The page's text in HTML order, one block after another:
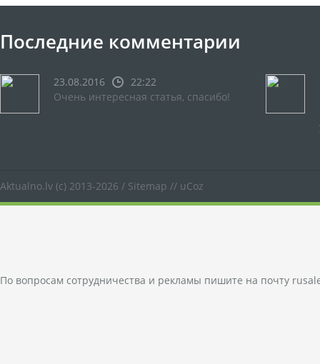
Последние комментарии
23.08.2016
22:22
Очень интересная статья, спасибо!
Aktualno.lv (c) 2013-2026 / Sitemap // uCoz
По вопросам сотрудничества и рекламы пишите на почту